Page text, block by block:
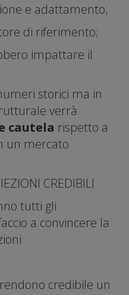
e adattamento;
di riferimento;
impattare il
storici ma in
verrà
cautela rispetto a
un mercato
CREDIBILI
tutti gli
a convincere la
credibile un